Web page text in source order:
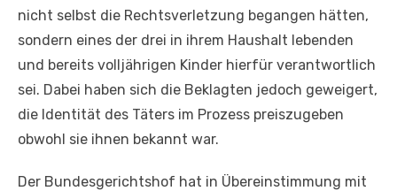
nicht selbst die Rechtsverletzung begangen hätten,
sondern eines der drei in ihrem Haushalt lebenden
und bereits volljährigen Kinder hierfür verantwortlich
sei. Dabei haben sich die Beklagten jedoch geweigert,
die Identität des Täters im Prozess preiszugeben
obwohl sie ihnen bekannt war.
Der Bundesgerichtshof hat in Übereinstimmung mit